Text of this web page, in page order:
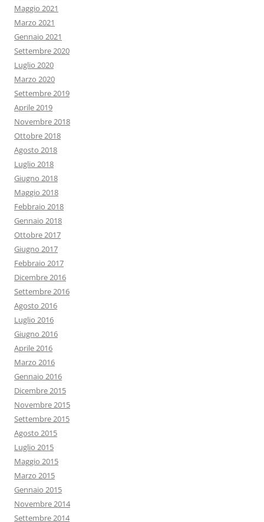
Maggio 2021
Marzo 2021
Gennaio 2021
Settembre 2020
Luglio 2020
Marzo 2020
Settembre 2019
Aprile 2019
Novembre 2018
Ottobre 2018
Agosto 2018
Luglio 2018
Giugno 2018
Maggio 2018
Febbraio 2018
Gennaio 2018
Ottobre 2017
Giugno 2017
Febbraio 2017
Dicembre 2016
Settembre 2016
Agosto 2016
Luglio 2016
Giugno 2016
Aprile 2016
Marzo 2016
Gennaio 2016
Dicembre 2015
Novembre 2015
Settembre 2015
Agosto 2015
Luglio 2015
Maggio 2015
Marzo 2015
Gennaio 2015
Novembre 2014
Settembre 2014